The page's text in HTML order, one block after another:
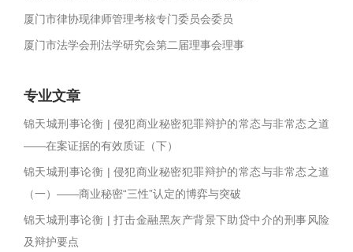
厦门市律协现律师管理考核专门委员会委员
厦门市法学会刑法学研究会第二届理事会理事
专业文章
锦天城刑事论衡 | 侵犯商业秘密犯罪辩护的常态与非常态之道
——在案证据的有效质证（下）
锦天城刑事论衡 | 侵犯商业秘密犯罪辩护的常态与非常态之道
（一）——商业秘密“三性”认定的博弈与突破
锦天城刑事论衡 | 打击金融黑灰产背景下助贷中介的刑事风险
及辩护要点